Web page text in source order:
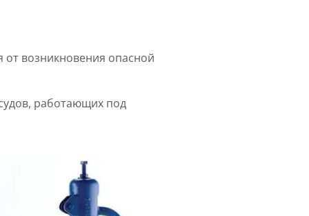
возникновения опасной
работающих под